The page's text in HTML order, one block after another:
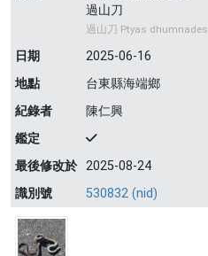
過山刀
過山刀 Ptyas dhumnades
日期
2025-06-16
地點
台東縣海端鄉
紀錄者
陳仁興
鑑定
最後修改於 2025-08-24
識別號
530832 (nid)